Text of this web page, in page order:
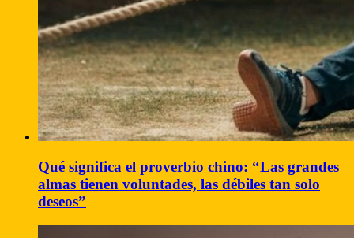
Qué significa el proverbio chino: “Las grandes
almas tienen voluntades, las débiles tan solo
deseos”